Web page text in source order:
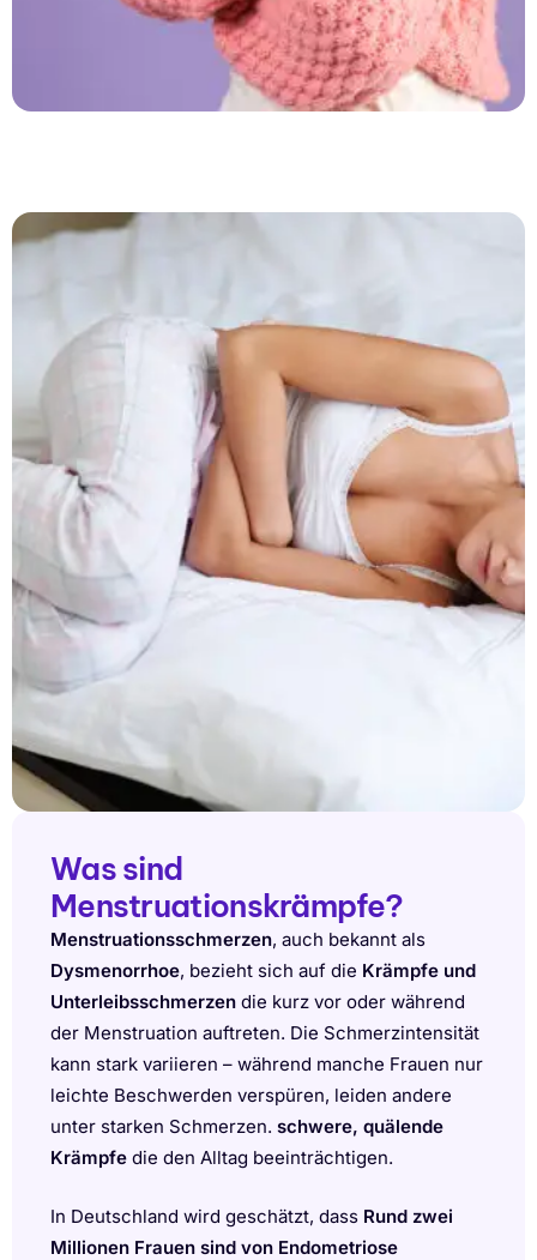
Was sind
Menstruationskrämpfe?
Menstruationsschmerzen, auch bekannt als
Dysmenorrhoe, bezieht sich auf die Krämpfe und
Unterleibsschmerzen die kurz vor oder während
der Menstruation auftreten. Die Schmerzintensität
kann stark variieren – während manche Frauen nur
leichte Beschwerden verspüren, leiden andere
unter starken Schmerzen. schwere, quälende
Krämpfe die den Alltag beeinträchtigen.
In Deutschland wird geschätzt, dass Rund zwei
Millionen Frauen sind von Endometriose